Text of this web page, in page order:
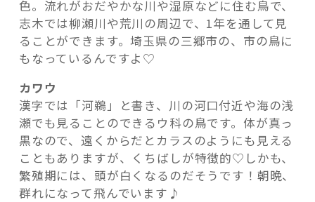
色。流れがおだやかな川や湿原などに住む鳥で、
志木では柳瀬川や荒川の周辺で、1年を通して見
ることができます。埼玉県の三郷市の、市の鳥に
もなっているんですよ♡
カワウ
漢字では「河鵜」と書き、川の河口付近や海の浅
瀬でも見ることのできるウ科の鳥です。体が真っ
黒なので、遠くからだとカラスのようにも見える
こともありますが、くちばしが特徴的♡しかも、
繁殖期には、頭が白くなるのだそうです！朝晩、
群れになって飛んでいます♪